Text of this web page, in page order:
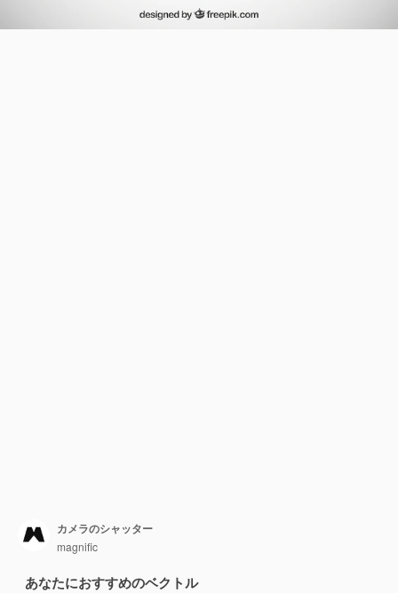
カメラのシャッター
magnific
あなたにおすすめのベクトル